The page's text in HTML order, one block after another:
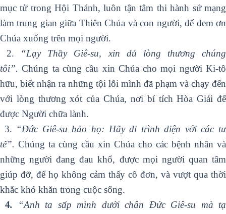
mục tử trong Hội Thánh, luôn tận tâm thi hành sứ mạng
làm trung gian giữa Thiên Chúa và con người, để đem ơn
Chúa xuống trên mọi người.
2. “Lạy Thầy Giê-su, xin dủ lòng thương chúng
tôi”. Chúng ta cùng cầu xin Chúa cho mọi người Ki-tô
hữu, biết nhận ra những tội lỗi mình đã phạm và chạy đến
với lòng thương xót của Chúa, nơi bí tích Hòa Giải để
được Người chữa lành.
3. “Đức Giê-su bảo họ: Hãy đi trình diện với các tư
tế”. Chúng ta cùng cầu xin Chúa cho các bệnh nhân và
những người đang đau khổ, được mọi người quan tâm
giúp đỡ, để họ không cảm thấy cô đơn, và vượt qua thời
khắc khó khăn trong cuộc sống.
4. “Anh ta sấp mình dưới chân Đức Giê-su mà tạ